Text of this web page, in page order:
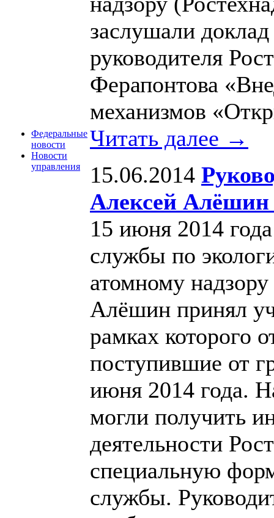
Федеральные
новости
Новости
управления
заслушали доклад
руководителя
Ферапонтова
механизмов
Читать далее →
15.06.2014
Алексей Алёшин
15 июня 2014
службы по
атомному
Алёшин принял
рамках которого
поступившие от
июня 2014 года.
могли получить
деятельности
специальную
службы.